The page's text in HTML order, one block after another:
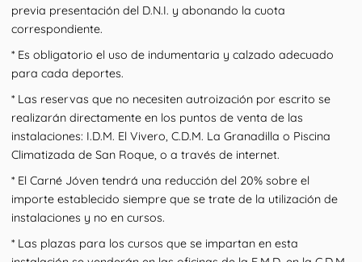
previa presentación del D.N.I. y abonando la cuota
correspondiente.
* Es obligatorio el uso de indumentaria y calzado adecuado
para cada deportes.
* Las reservas que no necesiten autroización por escrito se
realizarán directamente en los puntos de venta de las
instalaciones: I.D.M. El Vivero, C.D.M. La Granadilla o Piscina
Climatizada de San Roque, o a través de internet.
* El Carné Jóven tendrá una reducción del 20% sobre el
importe establecido siempre que se trate de la utilización de
instalaciones y no en cursos.
* Las plazas para los cursos que se impartan en esta